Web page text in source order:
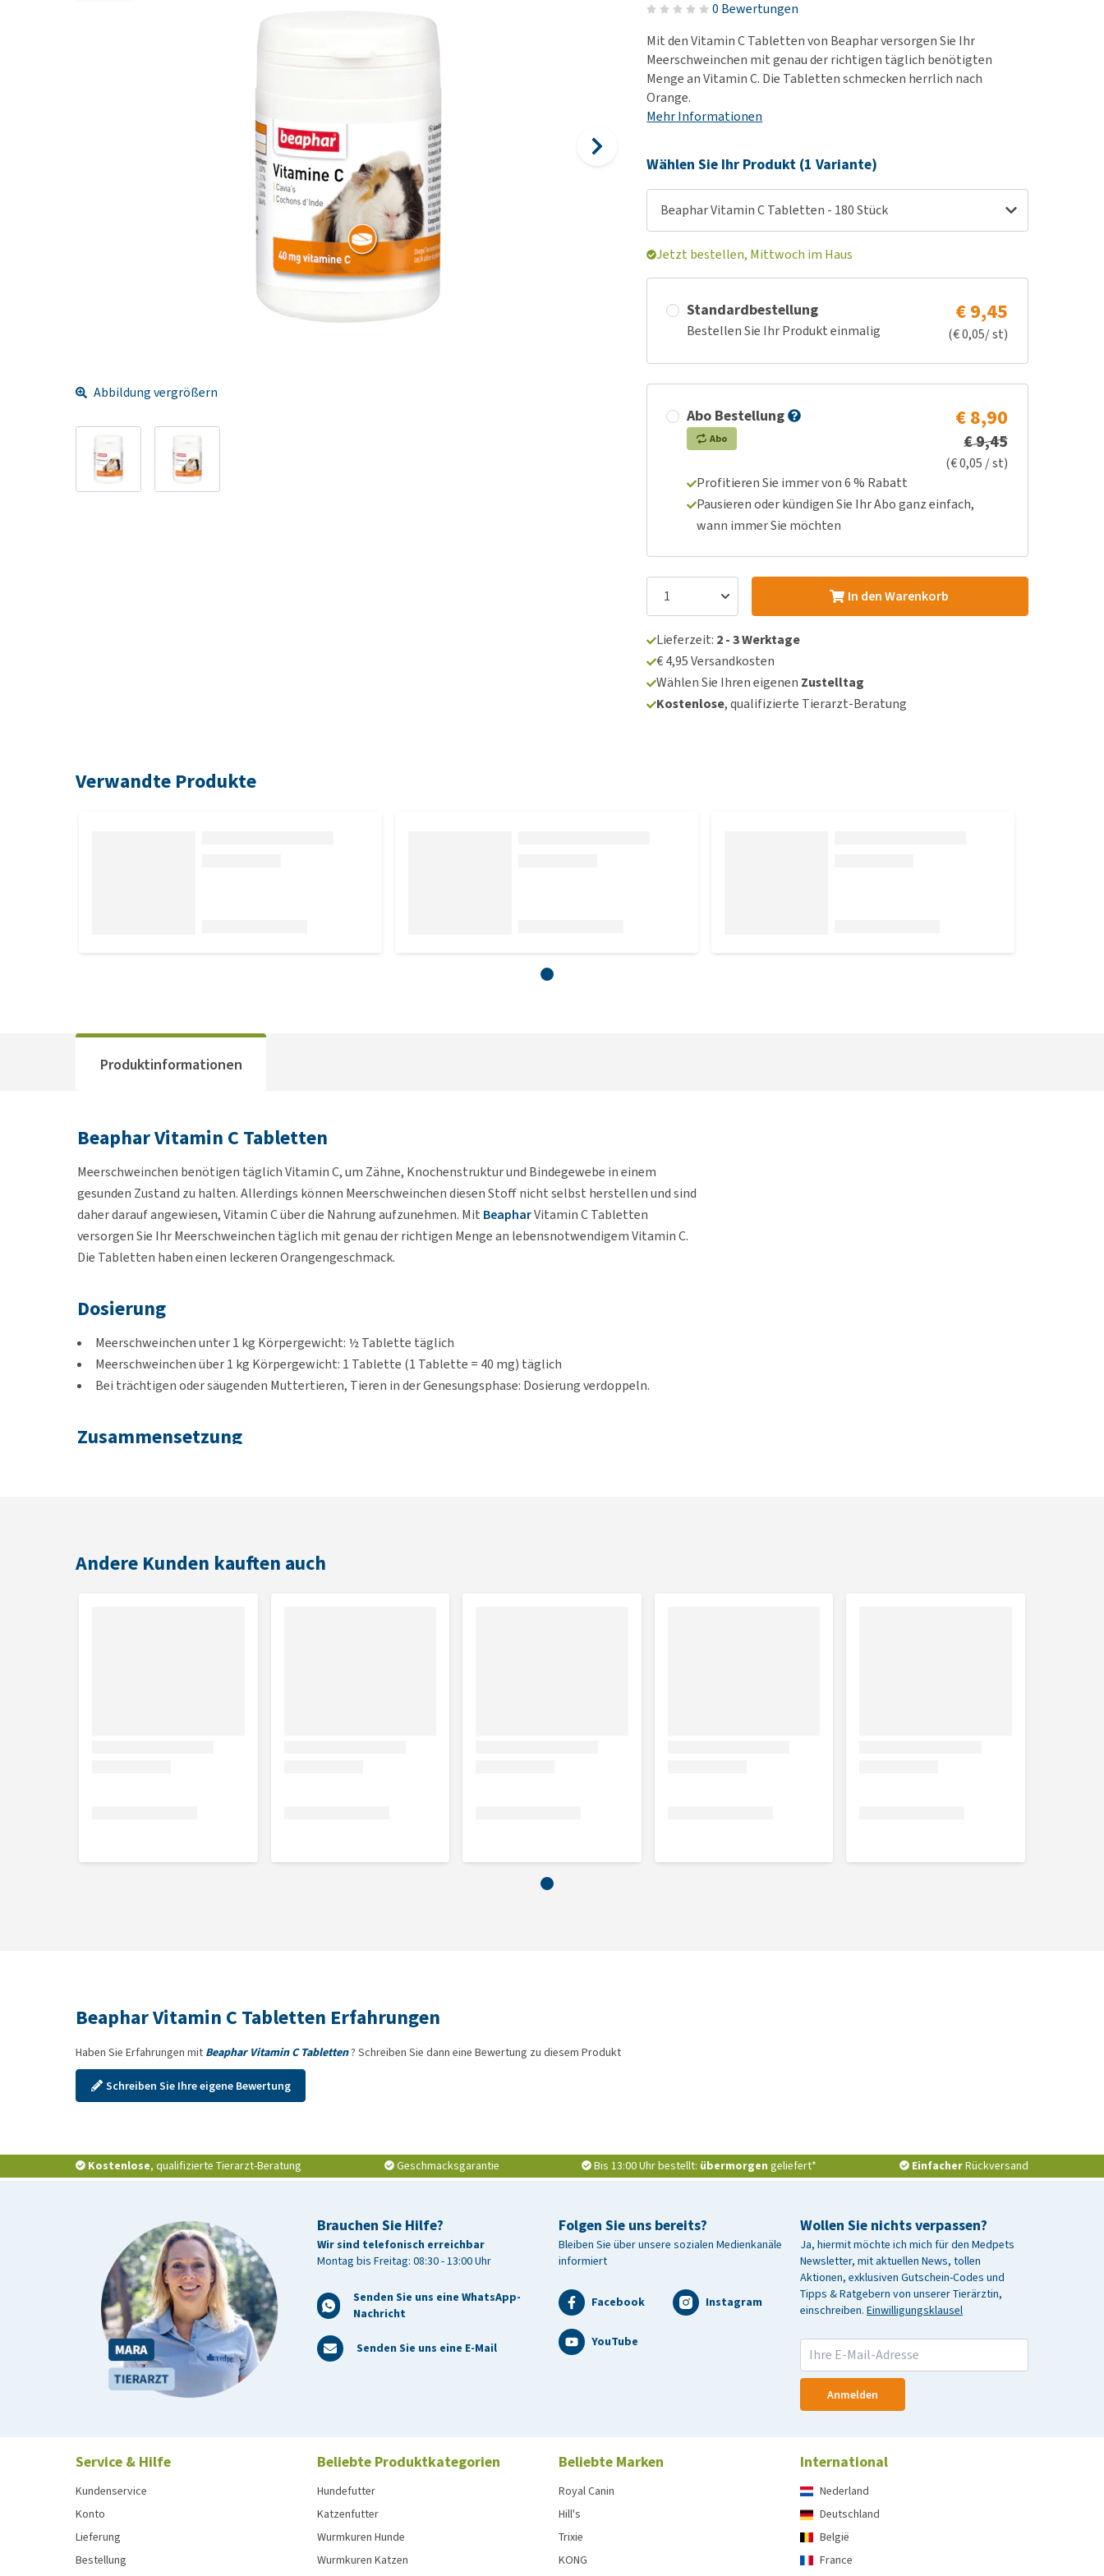
Training
Alles ansehen
Harn-, Nieren- und
Haut-/Fellprobleme und
Juckreiz
0 Bewertungen
Mit den Vitamin C Tabletten von Beaphar versorgen Sie Ihr
Meerschweinchen mit genau der richtigen täglich benötigten
Menge an Vitamin C. Die Tabletten schmecken herrlich nach
Orange.
Mehr Informationen
Abbildung vergrößern
Wählen Sie Ihr Produkt (1 Variante)
Beaphar Vitamin C Tabletten - 180 Stück
Jetzt bestellen, Mittwoch im Haus
Standardbestellung
Bestellen Sie Ihr Produkt einmalig
€ 9,45
(€ 0,05/ st)
Abo Bestellung
Abo
€ 8,90
€ 9,45
(€ 0,05 / st)
Profitieren Sie immer von 6 % Rabatt
Pausieren oder kündigen Sie Ihr Abo ganz einfach,
wann immer Sie möchten
In den Warenkorb
Lieferzeit: 2 - 3 Werktage
€ 4,95 Versandkosten
Wählen Sie Ihren eigenen Zustelltag
Kostenlose, qualifizierte Tierarzt-Beratung
Verwandte Produkte
Produktinformationen
Beaphar Vitamin C Tabletten
Meerschweinchen benötigen täglich Vitamin C, um Zähne, Knochenstruktur und Bindegewebe in einem
gesunden Zustand zu halten. Allerdings können Meerschweinchen diesen Stoff nicht selbst herstellen und sind
daher darauf angewiesen, Vitamin C über die Nahrung aufzunehmen. Mit BeapharVitamin C Tabletten
versorgen Sie Ihr Meerschweinchen täglich mit genau der richtigen Menge an lebensnotwendigem Vitamin C.
Die Tabletten haben einen leckeren Orangengeschmack.
Dosierung
Meerschweinchen unter 1 kg Körpergewicht: ½ Tablette täglich
Meerschweinchen über 1 kg Körpergewicht: 1 Tablette (1 Tablette = 40 mg) täglich
Bei trächtigen oder säugenden Muttertieren, Tieren in der Genesungsphase: Dosierung verdoppeln.
Zusammensetzung
Andere Kunden kauften auch
Beaphar Vitamin C Tabletten Erfahrungen
Haben Sie Erfahrungen mit Beaphar Vitamin C Tabletten? Schreiben Sie dann eine Bewertung zu diesem Produkt
Schreiben Sie Ihre eigene Bewertung
Kostenlose, qualifizierte Tierarzt-Beratung Geschmacksgarantie Bis 13:00 Uhr bestellt: übermorgen geliefert* EinfacherRückversand
Brauchen Sie Hilfe?
Wir sind telefonisch erreichbar
Montag bis Freitag: 08:30 - 13:00 Uhr
Senden Sie uns eine WhatsApp-
Nachricht
Senden Sie uns eine E-Mail
Wollen Sie nichts verpassen?
Ja, hiermit möchte ich mich für den Medpets
Newsletter, mit aktuellen News, tollen
Aktionen, exklusiven Gutschein-Codes und
Tipps & Ratgebern von unserer Tierärztin,
einschreiben. Einwilligungsklausel
Anmelden
Folgen Sie uns bereits?
Bleiben Sie über unsere sozialen Medienkanäle
informiert
Facebook Instagram
YouTube
Service & Hilfe
Kundenservice
Konto
Lieferung
Bestellung
Beliebte Produktkategorien
Hundefutter
Katzenfutter
Wurmkuren Hunde
Wurmkuren Katzen
Beliebte Marken
Royal Canin
Hill's
Trixie
KONG
International
Nederland
Deutschland
België
France